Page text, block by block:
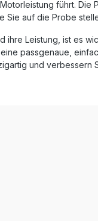
führt. Die
Sie auf die Probe
ihre Leistung, ist es
passgenaue,
und verbessern